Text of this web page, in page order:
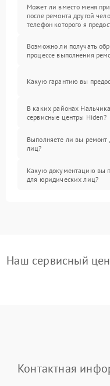
Может ли вместо меня
после ремонта другой
телефон которого я
Возможно ли получать
процессе выполнения
Какую гарантию вы
В каких районах
сервисные центры Hiden?
Выполняете ли вы
лиц?
Какую документацию вы
для юридических лиц?
Наш сервисный
Контактная